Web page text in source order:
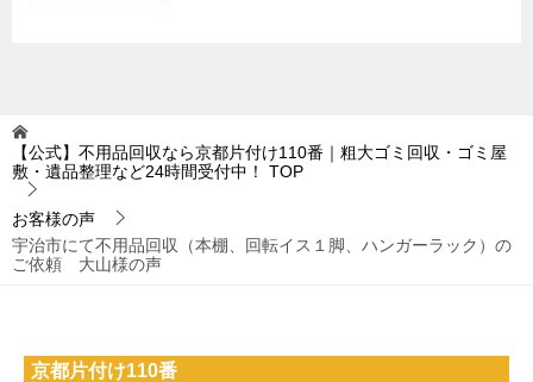
【公式】不用品回収なら京都片付け110番｜粗大ゴミ回収・ゴミ屋
敷・遺品整理など24時間受付中！
TOP
お客様の声
宇治市にて不用品回収（本棚、回転イス１脚、ハンガーラック）の
ご依頼 大山様の声
京都片付け110番